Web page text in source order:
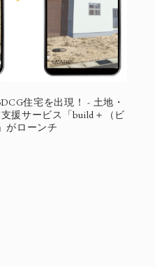
住宅を出現！ - 土地・
援サービス「build＋（ビ
がローンチ